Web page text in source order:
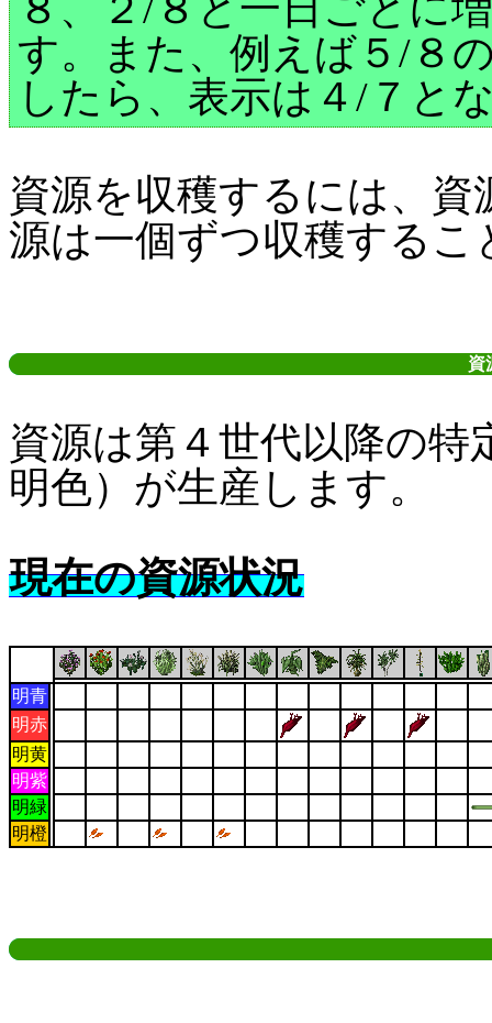
す。また、例えば５/８
したら、表示は４/７と
資源を収穫するには、
源は一個ずつ収穫するこ
資
資源は第４世代以降の
明色）が生産します。
現在の資源状況
明青
明赤
明黄
明紫
明緑
明橙